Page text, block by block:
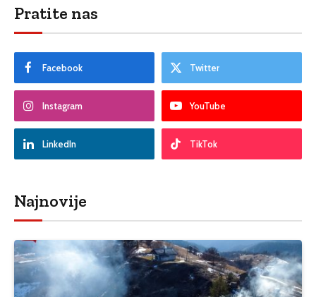
Pratite nas
Facebook Twitter
Instagram YouTube
LinkedIn TikTok
Najnovije